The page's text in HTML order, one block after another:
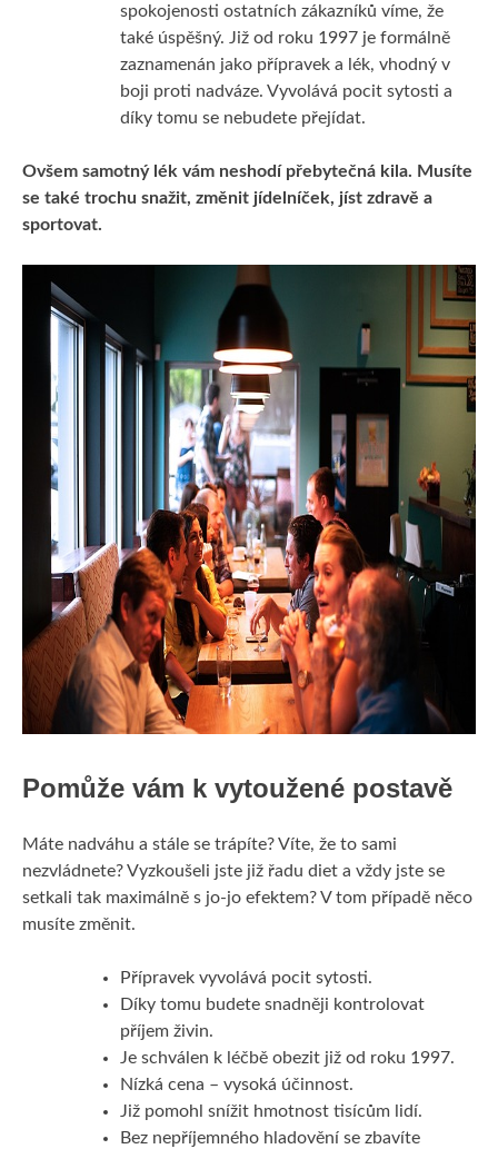
spokojenosti ostatních zákazníků víme, že
také úspěšný. Již od roku 1997 je formálně
zaznamenán jako přípravek a lék, vhodný v
boji proti nadváze. Vyvolává pocit sytosti a
díky tomu se nebudete přejídat.
Ovšem samotný lék vám neshodí přebytečná kila. Musíte
se také trochu snažit, změnit jídelníček, jíst zdravě a
sportovat.
Pomůže vám k vytoužené postavě
Máte nadváhu a stále se trápíte? Víte, že to sami
nezvládnete? Vyzkoušeli jste již řadu diet a vždy jste se
setkali tak maximálně s jo-jo efektem? V tom případě něco
musíte změnit.
Přípravek vyvolává pocit sytosti.
Díky tomu budete snadněji kontrolovat
příjem živin.
Je schválen k léčbě obezit již od roku 1997.
Nízká cena – vysoká účinnost.
Již pomohl snížit hmotnost tisícům lidí.
Bez nepříjemného hladovění se zbavíte